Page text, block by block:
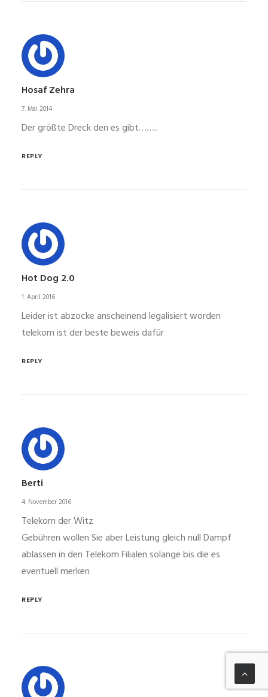
Hosaf Zehra
7. Mai 2014
Der größte Dreck den es gibt……..
REPLY
Hot Dog 2.0
1. April 2016
Leider ist abzocke anscheinend legalisiert worden
telekom ist der beste beweis dafür
REPLY
Berti
4. November 2016
Telekom der Witz
Gebühren wollen Sie aber Leistung gleich null Dampf
ablassen in den Telekom Filialen solange bis die es
eventuell merken
REPLY